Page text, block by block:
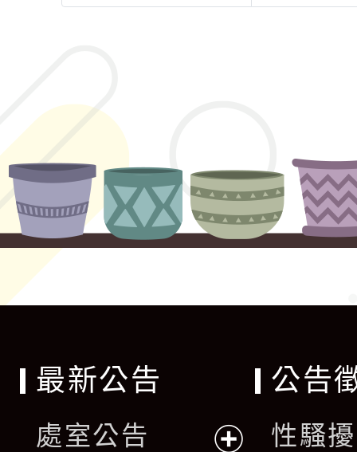
最新公告
處室公告
公告
性騷